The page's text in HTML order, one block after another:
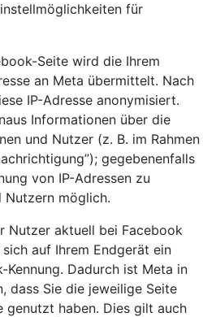
für
Seite wird die Ihrem
an Meta übermittelt. Nach
IP-Adresse anonymisiert.
Informationen über die
und Nutzer (z. B. im Rahmen
gegebenenfalls
von IP-Adressen zu
Nutzern möglich.
Nutzer aktuell bei Facebook
auf Ihrem Endgerät ein
Dadurch ist Meta in
dass Sie die jeweilige Seite
genutzt haben. Dies gilt auch